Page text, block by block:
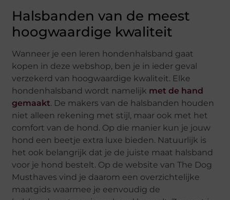
Halsbanden van de meest
hoogwaardige kwaliteit
Wanneer je een leren hondenhalsband gaat
kopen in deze webshop, ben je in ieder geval
verzekerd van hoogwaardige kwaliteit. Elke
hondenhalsband wordt namelijk met de hand
gemaakt. De makers van de halsbanden houden
niet alleen rekening met stijl, maar ook met het
comfort van de hond. Op die manier kun je jouw
hond een beetje extra luxe bieden. Natuurlijk is
het ook belangrijk dat je de juiste maat halsband
voor je hond bestelt. Op de website van The Dog
Musthaves vind je daarom een overzichtelijke
maatgids waarmee je eenvoudig de